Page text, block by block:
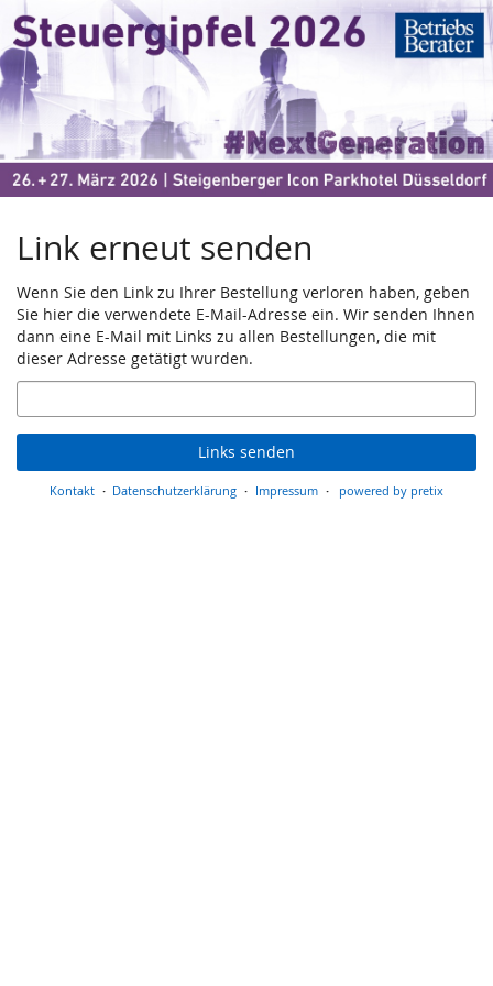
Zum
Haupt-
Inhalt
springen
Steuergipfel
2026
26.–
bis
27.
März
2026
Link erneut senden
Wenn Sie den Link zu Ihrer Bestellung verloren haben, geben
Sie hier die verwendete E-Mail-Adresse ein. Wir senden Ihnen
dann eine E-Mail mit Links zu allen Bestellungen, die mit
dieser Adresse getätigt wurden.
E-
Mail
Links senden
Kontakt Datenschutzerklärung Impressum powered by pretix